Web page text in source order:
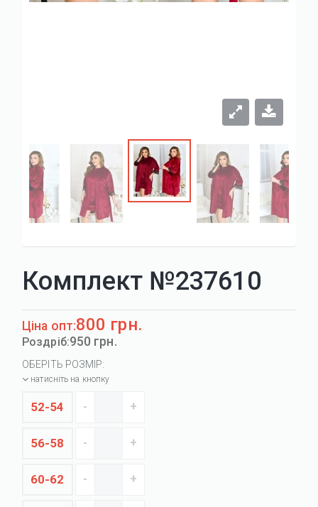
Комплект №237610
Ціна опт:800 грн.
Роздріб:950 грн.
ОБЕРІТЬ РОЗМІР:
натисніть на кнопку
52-54
56-58
60-62